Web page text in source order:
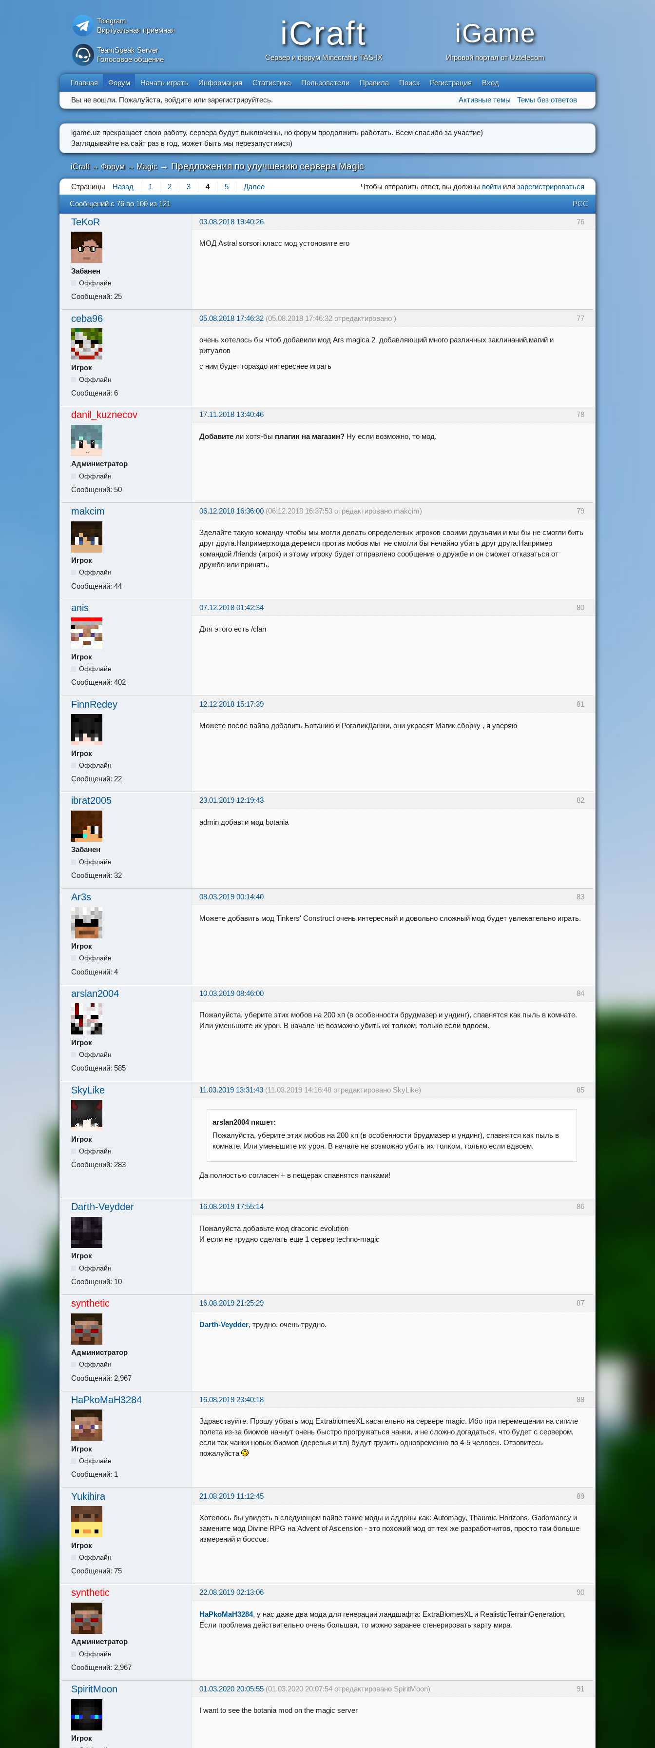
Telegram
Виртуальная приёмная
TeamSpeak Server
Голосовое общение
iCraft
Сервер и форум Minecraft в TAS-IX
iGame
Игровой портал от Uztelecom
Главная Форум Начать играть Информация Статистика Пользователи Правила Поиск Регистрация Вход
Вы не вошли. Пожалуйста, войдите или зарегистрируйтесь. Активные темы Темы без ответов
igame.uz прекращает свою работу, сервера будут выключены, но форум продолжить работать. Всем спасибо за участие)
Заглядывайте на сайт раз в год, может быть мы перезапустимся)
iCraft → Форум → Magic → Предложения по улучшению сервера Magic
Страницы Назад 1 2 3 4 5 Далее Чтобы отправить ответ, вы должны войтиили зарегистрироваться
РСС
Сообщений с 76 по 100 из 121
76
TeKoR 03.08.2018 19:40:26
Забанен
Оффлайн
Сообщений: 25
МОД Astral sorsori класс мод устоновите его
77
ceba96 05.08.2018 17:46:32 (05.08.2018 17:46:32 отредактировано )
Игрок
Оффлайн
Сообщений: 6
очень хотелось бы чтоб добавили мод Ars magica 2 добавляющий много различных заклинаний,магий и
ритуалов
с ним будет гораздо интереснее играть
78
danil_kuznecov 17.11.2018 13:40:46
Администратор
Оффлайн
Сообщений: 50
Добавите ли хотя-бы плагин на магазин? Ну если возможно, то мод.
79
makcim 06.12.2018 16:36:00 (06.12.2018 16:37:53 отредактировано makcim)
Игрок
Оффлайн
Сообщений: 44
Зделайте такую команду чтобы мы могли делать определеных игроков своими друзьями и мы бы не смогли бить
друг друга.Например:когда деремся против мобов мы не смогли бы нечайно убить друг друга.Например
командой /friends (игрок) и этому игроку будет отправлено сообщения о дружбе и он сможет отказаться от
дружбе или принять.
80
anis 07.12.2018 01:42:34
Игрок
Оффлайн
Сообщений: 402
Для этого есть /clan
81
FinnRedey 12.12.2018 15:17:39
Игрок
Оффлайн
Сообщений: 22
Можете после вайпа добавить Ботанию и РогаликДанжи, они украсят Магик сборку , я уверяю
82
ibrat2005 23.01.2019 12:19:43
Забанен
Оффлайн
Сообщений: 32
admin добавти мод botania
83
Ar3s 08.03.2019 00:14:40
Игрок
Оффлайн
Сообщений: 4
Можете добавить мод Tinkers' Construct очень интересный и довольно сложный мод будет увлекательно играть.
84
arslan2004 10.03.2019 08:46:00
Игрок
Оффлайн
Сообщений: 585
Пожалуйста, уберите этих мобов на 200 хп (в особенности брудмазер и ундинг), спавнятся как пыль в комнате.
Или уменьшите их урон. В начале не возможно убить их толком, только если вдвоем.
85
SkyLike 11.03.2019 13:31:43 (11.03.2019 14:16:48 отредактировано SkyLike)
Игрок
Оффлайн
Сообщений: 283
arslan2004 пишет:
Пожалуйста, уберите этих мобов на 200 хп (в особенности брудмазер и ундинг), спавнятся как пыль в
комнате. Или уменьшите их урон. В начале не возможно убить их толком, только если вдвоем.
Да полностью согласен + в пещерах спавнятся пачками!
86
Darth-Veydder 16.08.2019 17:55:14
Игрок
Оффлайн
Сообщений: 10
Пожалуйста добавьте мод draconic evolution
И если не трудно сделать еще 1 сервер techno-magic
87
synthetic 16.08.2019 21:25:29
Администратор
Оффлайн
Сообщений: 2,967
Darth-Veydder, трудно. очень трудно.
88
HaPkoMaH3284 16.08.2019 23:40:18
Игрок
Оффлайн
Сообщений: 1
Здравствуйте. Прошу убрать мод ExtrabiomesXL касательно на сервере magic. Ибо при перемещении на сигиле
полета из-за биомов начнут очень быстро прогружаться чанки, и не сложно догадаться, что будет с сервером,
если так чанки новых биомов (деревья и т.п) будут грузить одновременно по 4-5 человек. Отзовитесь
пожалуйста
89
Yukihira 21.08.2019 11:12:45
Игрок
Оффлайн
Сообщений: 75
Хотелось бы увидеть в следующем вайпе такие моды и аддоны как: Automagy, Thaumic Horizons, Gadomancy и
замените мод Divine RPG на Advent of Ascension - это похожий мод от тех же разработчитов, просто там больше
измерений и боссов.
90
synthetic 22.08.2019 02:13:06
Администратор
Оффлайн
Сообщений: 2,967
HaPkoMaH3284, у нас даже два мода для генерации ландшафта: ExtraBiomesXL и RealisticTerrainGeneration.
Если проблема действительно очень большая, то можно заранее сгенерировать карту мира.
91
SpiritMoon 01.03.2020 20:05:55 (01.03.2020 20:07:54 отредактировано SpiritMoon)
Игрок
I want to see the botania mod on the magic server